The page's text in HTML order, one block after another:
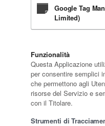
Google Tag
Limited)
Funzionalità
Questa Applicazione
per consentire semplici
che permettono agli
risorse del Servizio e
con il Titolare.
Strumenti di